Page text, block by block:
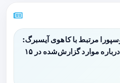
مرتبط با کاهوی آیسبرگ:
هشدار CDC درباره موارد گزارش‌شده در ۱۵